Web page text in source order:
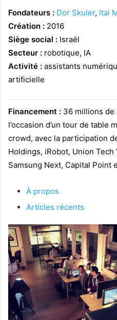
Fondateurs : Dor Skuler, Itai
Création : 2016
Siège social : Israël
Secteur : robotique, IA
Activité : assistants
artificielle
Financement : 36 millions de
l’occasion d’un tour de table
crowd, avec la participation
Holdings, iRobot, Union
Samsung Next, Capital Point
À propos
Articles récents